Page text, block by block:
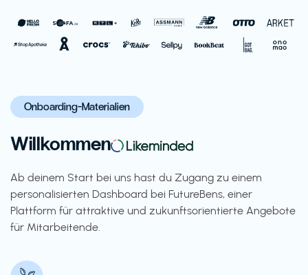
Onboarding-Materialien
Willkommen
Ab deinem Start bei uns hast du Zugang zu einem
personalisierten Dashboard bei FutureBens, einer
Plattform für attraktive und zukunftsorientierte Angebote
für Mitarbeitende.